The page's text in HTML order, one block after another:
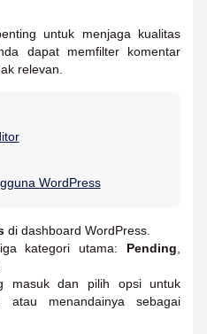
untuk menjaga kualitas
dapat memfilter komentar
relevan.
WordPress
di dashboard WordPress.
kategori utama: Pending,
masuk dan pilih opsi untuk
atau menandainya sebagai